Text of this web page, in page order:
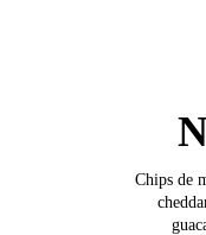
Chips de